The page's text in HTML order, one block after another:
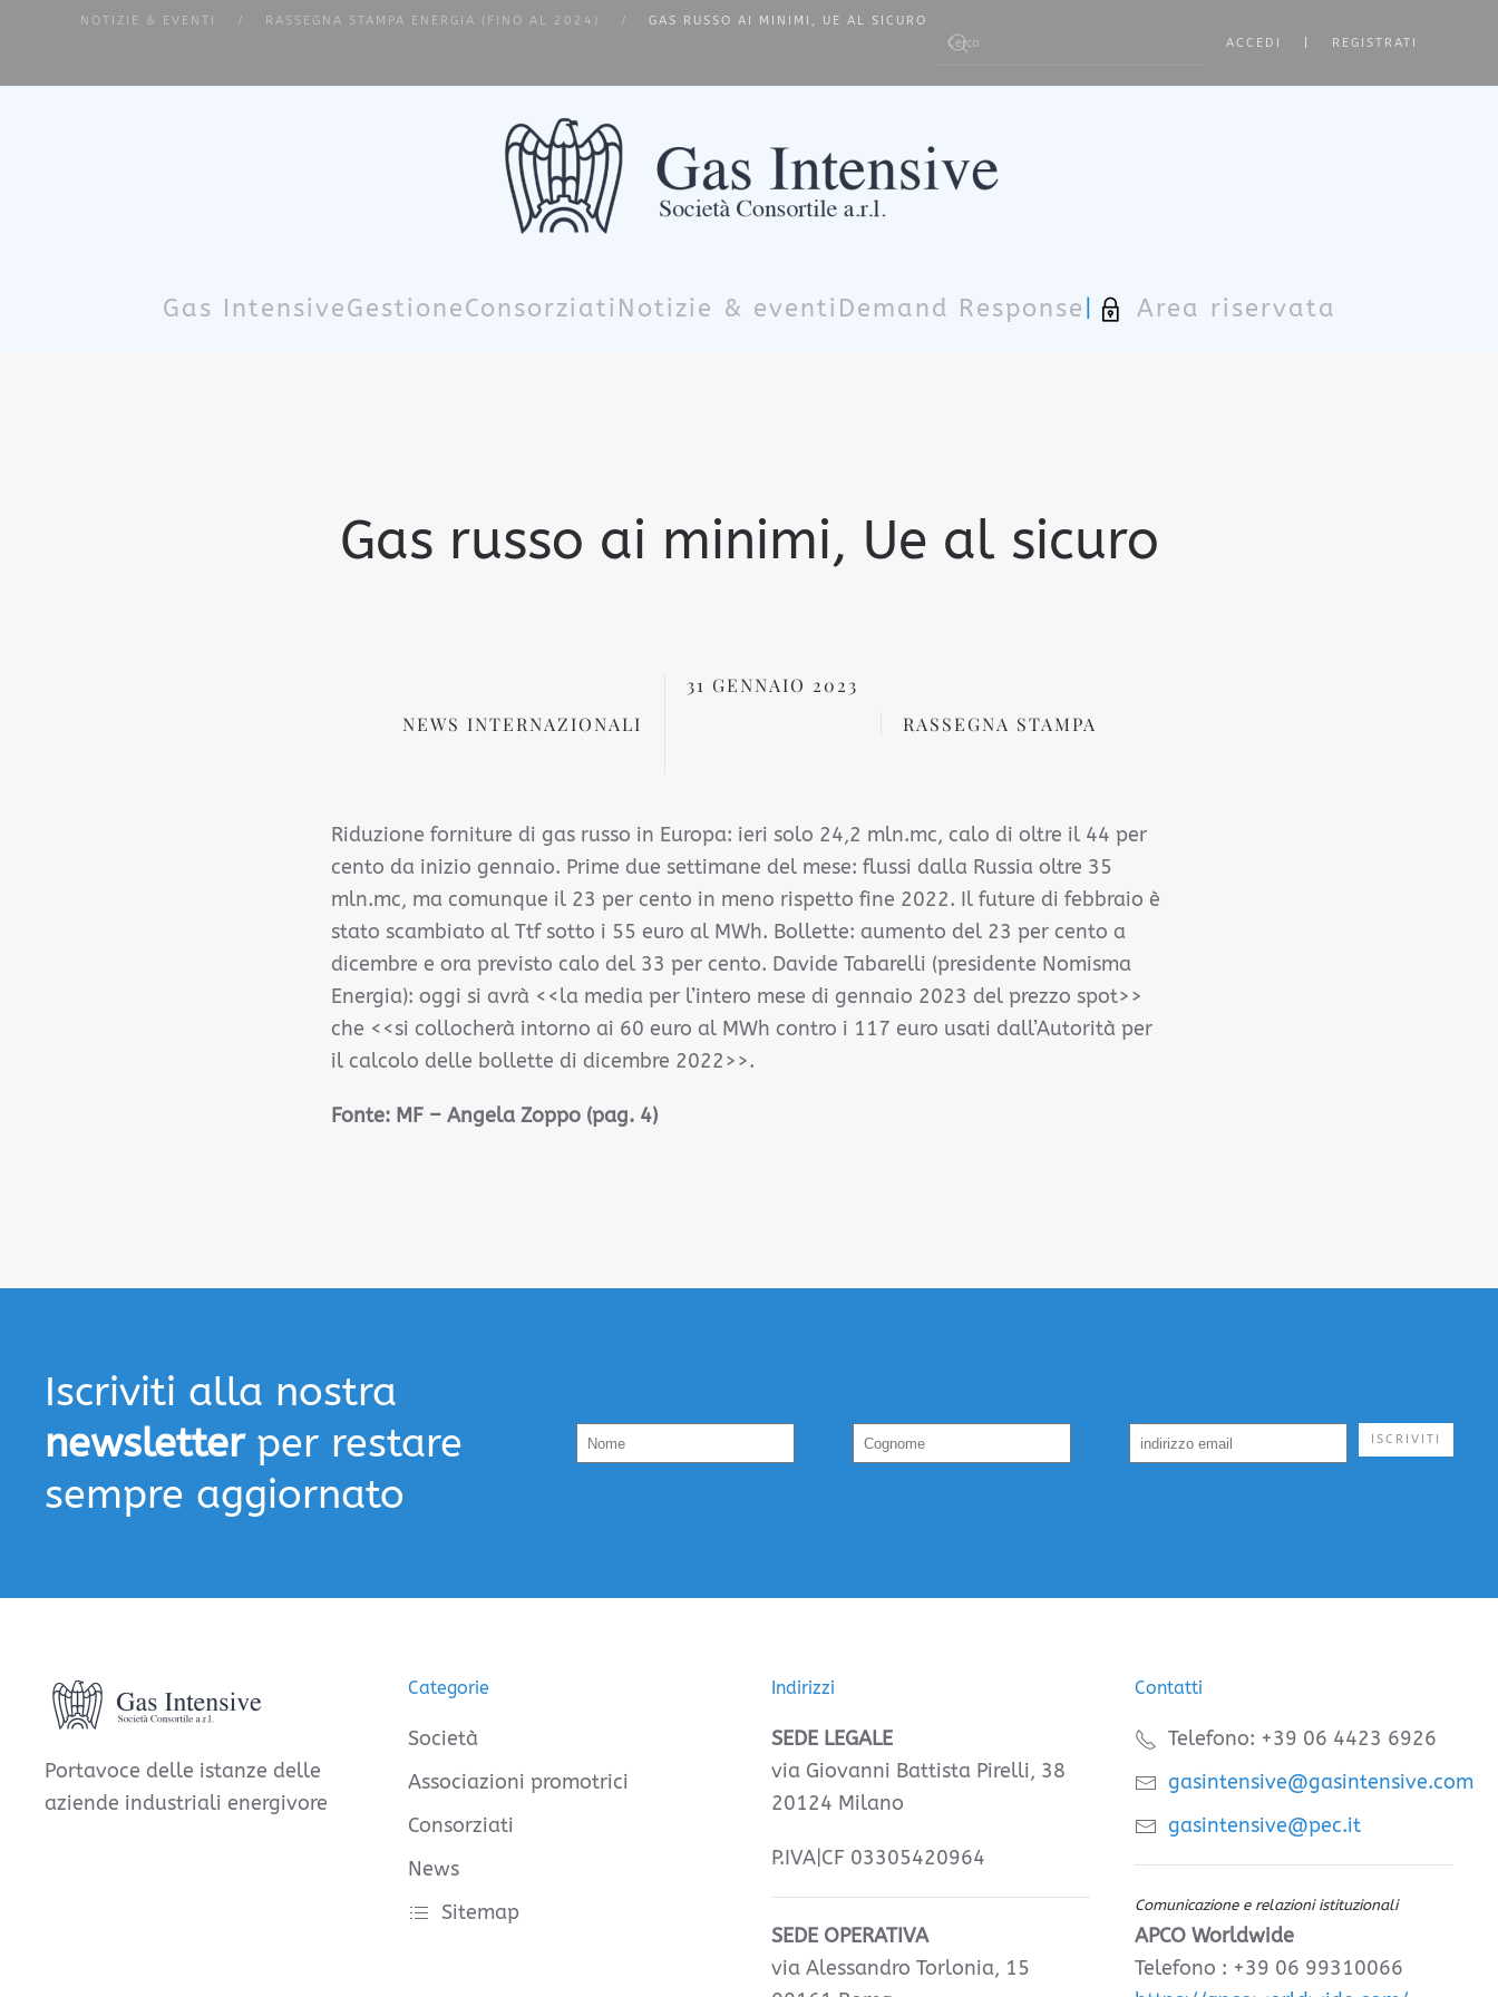
NOTIZIE & EVENTI RASSEGNA STAMPA ENERGIA (FINO AL 2024) GAS RUSSO AI MINIMI, UE AL SICURO
ACCEDI REGISTRATI
Gas IntensiveGestioneConsorziati Notizie & eventi Demand Response Area riservata
Gas russo ai minimi, Ue al sicuro
NEWS INTERNAZIONALI
31 GENNAIO 2023
RASSEGNA STAMPA
Riduzione forniture di gas russo in Europa: ieri solo 24,2 mln.mc, calo di oltre il 44 per
cento da inizio gennaio. Prime due settimane del mese: flussi dalla Russia oltre 35
mln.mc, ma comunque il 23 per cento in meno rispetto fine 2022. Il future di febbraio è
stato scambiato al Ttf sotto i 55 euro al MWh. Bollette: aumento del 23 per cento a
dicembre e ora previsto calo del 33 per cento. Davide Tabarelli (presidente Nomisma
Energia): oggi si avrà <<la media per l’intero mese di gennaio 2023 del prezzo spot>>
che <<si collocherà intorno ai 60 euro al MWh contro i 117 euro usati dall’Autorità per
il calcolo delle bollette di dicembre 2022>>.
Fonte: MF – Angela Zoppo (pag. 4)
Iscriviti alla nostra
newsletterper restare
sempre aggiornato
ISCRIVITI
Portavoce delle istanze delle
aziende industriali energivore
Categorie
Società
Associazioni promotrici
Consorziati
News
Sitemap
Indirizzi
SEDE LEGALE
via Giovanni Battista Pirelli, 38
20124 Milano
P.IVA|CF 03305420964
SEDE OPERATIVA
via Alessandro Torlonia, 15
Contatti
Telefono: +39 06 4423 6926
gasintensive@gasintensive.com
gasintensive@pec.it
Comunicazione e relazioni istituzionali
APCO Worldwide
Telefono : +39 06 99310066